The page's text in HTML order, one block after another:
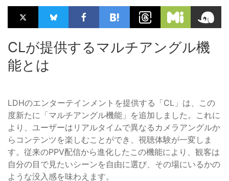
CLが提供するマルチアングル機
能とは
LDHのエンターテインメントを提供する「CL」は、この
度新たに「マルチアングル機能」を追加しました。これに
より、ユーザーはリアルタイムで異なるカメラアングルか
らコンテンツを楽しむことができ、視聴体験が一変しま
す。従来のPPV配信から進化したこの機能により、観客は
自分の目で見たいシーンを自由に選び、その場にいるかの
ような没入感を味わえます。